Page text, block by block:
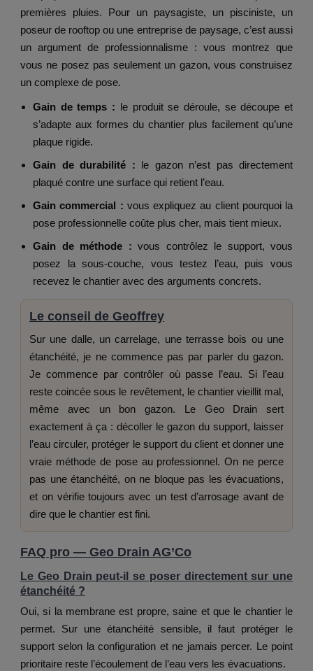
premières pluies. Pour un paysagiste, un pisciniste, un
poseur de rooftop ou une entreprise de paysage, c’est aussi
un argument de professionnalisme : vous montrez que
vous ne posez pas seulement un gazon, vous construisez
un complexe de pose.
Gain de temps : le produit se déroule, se découpe et
s’adapte aux formes du chantier plus facilement qu’une
plaque rigide.
Gain de durabilité : le gazon n’est pas directement
plaqué contre une surface qui retient l’eau.
Gain commercial : vous expliquez au client pourquoi la
pose professionnelle coûte plus cher, mais tient mieux.
Gain de méthode : vous contrôlez le support, vous
posez la sous-couche, vous testez l’eau, puis vous
recevez le chantier avec des arguments concrets.
Le conseil de Geoffrey
Sur une dalle, un carrelage, une terrasse bois ou une
étanchéité, je ne commence pas par parler du gazon.
Je commence par contrôler où passe l’eau. Si l’eau
reste coincée sous le revêtement, le chantier vieillit mal,
même avec un bon gazon. Le Geo Drain sert
exactement à ça : décoller le gazon du support, laisser
l’eau circuler, protéger le support du client et donner une
vraie méthode de pose au professionnel. On ne perce
pas une étanchéité, on ne bloque pas les évacuations,
et on vérifie toujours avec un test d’arrosage avant de
dire que le chantier est fini.
FAQ pro — Geo Drain AG’Co
Le Geo Drain peut-il se poser directement sur une
étanchéité ?
Oui, si la membrane est propre, saine et que le chantier le
permet. Sur une étanchéité sensible, il faut protéger le
support selon la configuration et ne jamais percer. Le point
prioritaire reste l’écoulement de l’eau vers les évacuations.